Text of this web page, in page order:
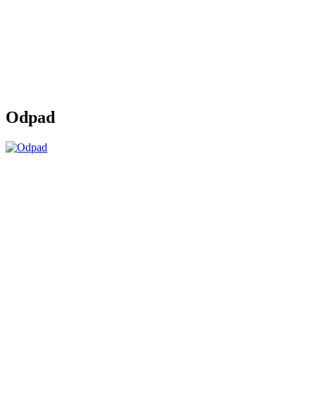
Odpad